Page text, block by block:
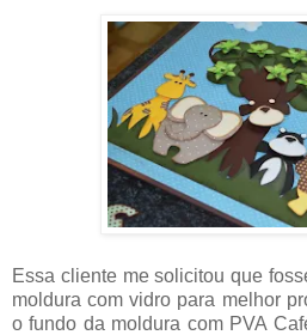
Essa cliente me solicitou que
moldura com vidro para melhor
o fundo da moldura com PVA